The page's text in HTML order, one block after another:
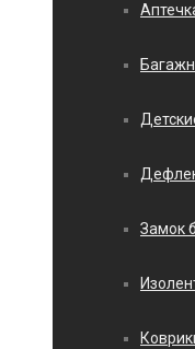
Замок